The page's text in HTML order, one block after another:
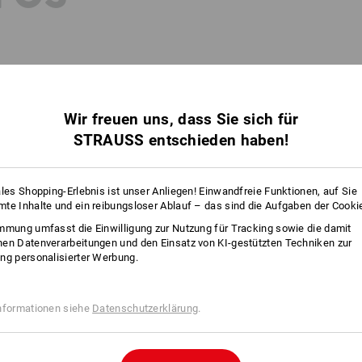
sportlich nehmen: Die Funktionsfaser aus der Natur punktet mit
Elastizität. Auch in puncto Frische kann die extrem leichte & weiche
selbst an bewegten Arbeitstagen für ein gutes Gefühl!
Wir freuen uns, dass Sie sich für
STRAUSS entschieden haben!
Shopping-Erlebnis ist unser Anliegen! Einwandfreie Funktionen, auf Sie
Inhalte und ein reibungsloser Ablauf – das sind die Aufgaben der
umfasst die Einwilligung zur Nutzung für Tracking sowie die damit
Datenverarbeitungen und den Einsatz von KI-gestützten Techniken zur
personalisierter Werbung.
siehe Datenschutzerklärung.